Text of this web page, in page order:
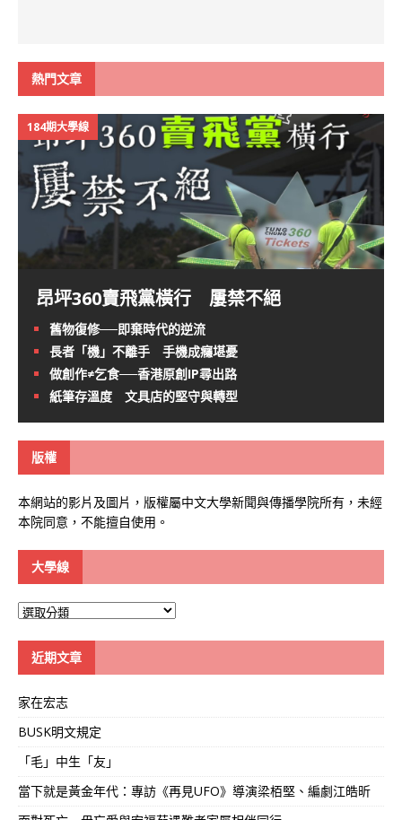
熱門文章
184期大學線
昂坪360賣飛黨橫行 屢禁不絕
舊物復修──即棄時代的逆流
長者「機」不離手 手機成癮堪憂
做創作≠乞食──香港原創IP尋出路
紙筆存溫度 文具店的堅守與轉型
版權
本網站的影片及圖片，版權屬中文大學新聞與傳播學院所有，未經
本院同意，不能擅自使用。
大學線
大
近期文章
家在宏志
BUSK明文規定
「毛」中生「友」
當下就是黃金年代：專訪《再見UFO》導演梁栢堅、編劇江皓昕